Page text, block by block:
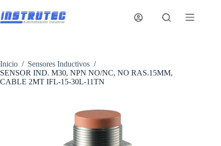
al
contenido
Inicio / Sensores Inductivos /
SENSOR IND. M30, NPN NO/NC, NO RAS.15MM,
CABLE 2MT IFL-15-30L-11TN